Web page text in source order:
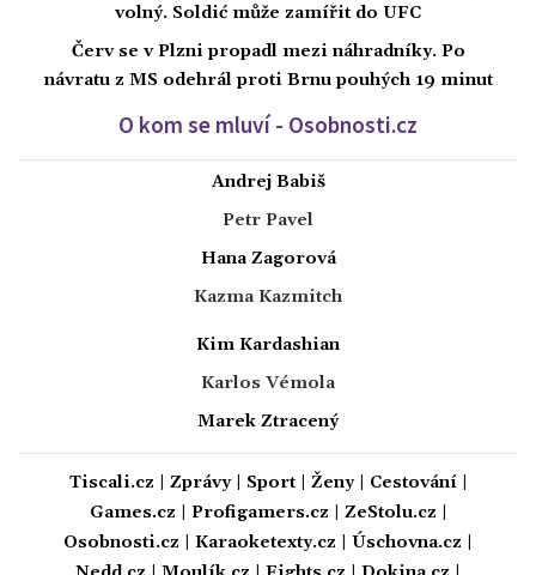
volný. Soldić může zamířit do UFC
Červ se v Plzni propadl mezi náhradníky. Po
návratu z MS odehrál proti Brnu pouhých 19 minut
O kom se mluví - Osobnosti.cz
Andrej Babiš
Petr Pavel
Hana Zagorová
Kazma Kazmitch
Kim Kardashian
Karlos Vémola
Marek Ztracený
Tiscali.cz Zprávy| Sport| Ženy| Cestování|
Games.cz
Profigamers.cz ZeStolu.cz
Osobnosti.cz
Karaoketexty.cz Úschovna.cz